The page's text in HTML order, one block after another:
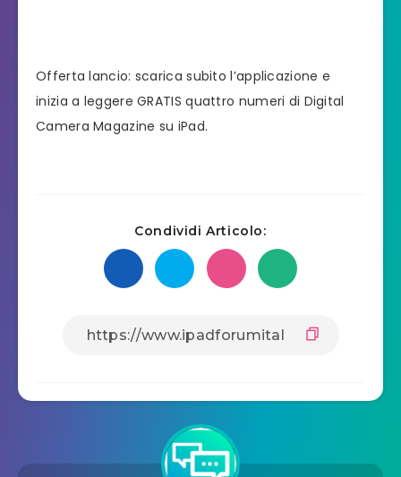
Offerta lancio: scarica subito l’applicazione e
inizia a leggere GRATIS quattro numeri di Digital
Camera Magazine su iPad.
Condividi Articolo: